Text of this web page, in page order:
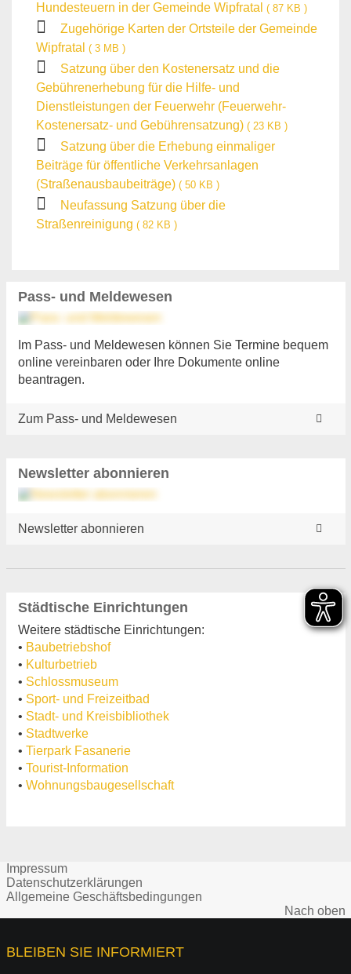
Hundesteuern in der Gemeinde Wipfratal ( 87 KB )
Zugehörige Karten der Ortsteile der Gemeinde
Wipfratal ( 3 MB )
Satzung über den Kostenersatz und die
Gebührenerhebung für die Hilfe- und
Dienstleistungen der Feuerwehr (Feuerwehr-
Kostenersatz- und Gebührensatzung) ( 23 KB )
Satzung über die Erhebung einmaliger
Beiträge für öffentliche Verkehrsanlagen
(Straßenausbaubeiträge) ( 50 KB )
Neufassung Satzung über die
Straßenreinigung ( 82 KB )
Pass- und Meldewesen
Im Pass- und Meldewesen können Sie Termine bequem
online vereinbaren oder Ihre Dokumente online
beantragen.
Zum Pass- und Meldewesen
Newsletter abonnieren
Newsletter abonnieren
Städtische Einrichtungen
Weitere städtische Einrichtungen:
• Baubetriebshof
• Kulturbetrieb
• Schlossmuseum
• Sport- und Freizeitbad
• Stadt- und Kreisbibliothek
• Stadtwerke
• Tierpark Fasanerie
• Tourist-Information
• Wohnungsbaugesellschaft
Impressum
Datenschutzerklärungen
Allgemeine Geschäftsbedingungen
Nach oben
BLEIBEN SIE INFORMIERT